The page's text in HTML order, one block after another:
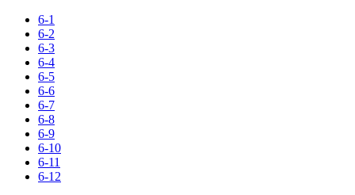
6-1
6-2
6-3
6-4
6-5
6-6
6-7
6-8
6-9
6-10
6-11
6-12